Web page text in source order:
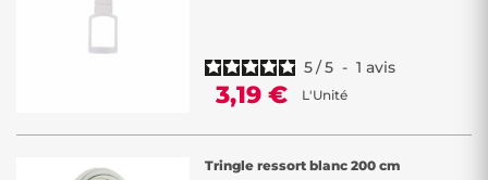
5/5 - 1 avis
3,19 € L'Unité
Tringle ressort blanc 200 cm